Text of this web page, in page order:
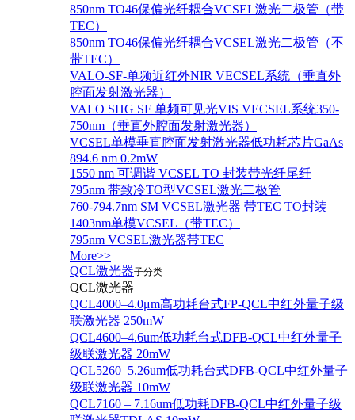
850nm TO46保偏光纤耦合VCSEL激光二极管（带
TEC）
850nm TO46保偏光纤耦合VCSEL激光二极管（不
带TEC）
VALO-SF-单频近红外NIR VECSEL系统（垂直外
腔面发射激光器）
VALO SHG SF 单频可见光VIS VECSEL系统350-
750nm（垂直外腔面发射激光器）
VCSEL单模垂直腔面发射激光器低功耗芯片GaAs
894.6 nm 0.2mW
1550 nm 可调谐 VCSEL TO 封装带光纤尾纤
795nm 带致冷TO型VCSEL激光二极管
760-794.7nm SM VCSEL激光器 带TEC TO封装
1403nm单模VCSEL（带TEC）
795nm VCSEL激光器带TEC
More>>
QCL激光器子分类
QCL激光器
QCL4000–4.0μm高功耗台式FP-QCL中红外量子级
联激光器 250mW
QCL4600–4.6um低功耗台式DFB-QCL中红外量子
级联激光器 20mW
QCL5260–5.26um低功耗台式DFB-QCL中红外量子
级联激光器 10mW
QCL7160 – 7.16um低功耗DFB-QCL中红外量子级